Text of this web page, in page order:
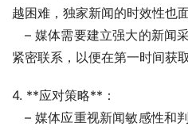
越困难，独家新闻的时效性也面
紧密联系，以便在第一时间获
4. **应对策略**：